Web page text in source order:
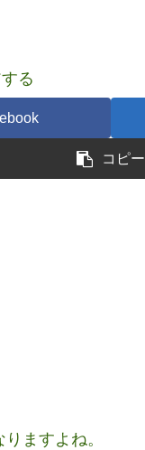
る
コピー
ますよね。